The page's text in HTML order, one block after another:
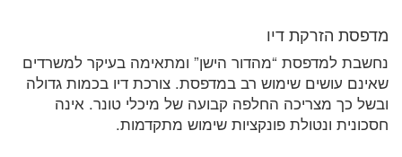
מדפסת הזרקת דיו
נחשבת למדפסת “מהדור הישן” ומתאימה בעיקר למשרדים
שאינם עושים שימוש רב במדפסת. צורכת דיו בכמות גדולה
ובשל כך מצריכה החלפה קבועה של מיכלי טונר. אינה
חסכונית ונטולת פונקציות שימוש מתקדמות.